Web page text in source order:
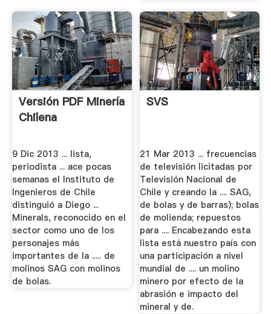
Versión PDF Minería
Chilena
9 Dic 2013 ... lista,
periodista ... ace pocas
semanas el Instituto de
Ingenieros de Chile
distinguió a Diego ...
Minerals, reconocido en el
sector como uno de los
personajes más
importantes de la ..... de
molinos SAG con molinos
de bolas.
SVS
21 Mar 2013 ... frecuencias
de televisión licitadas por
Televisión Nacional de
Chile y creando la .... SAG,
de bolas y de barras); bolas
de molienda; repuestos
para .... Encabezando esta
lista está nuestro país con
una participación a nivel
mundial de .... un molino
minero por efecto de la
abrasión e impacto del
mineral y de.